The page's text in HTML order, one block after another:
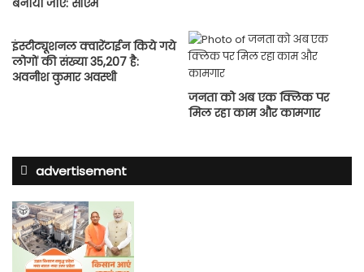
बनाया जाए: सीएम
इंस्टीट्यूशनल क्वारेंटाईन किये गये
लोगों की संख्या 35,207 है:
अवनीश कुमार अवस्थी
जनता को अब एक क्लिक पर
मिल रहा काम और कामगार
advertisement